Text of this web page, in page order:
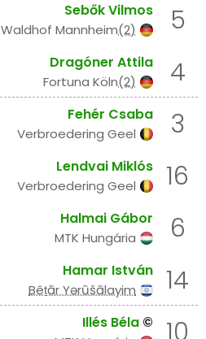
5
Sebők Vilmos
Waldhof Mannheim(2)
4
Dragóner Attila
Fortuna Köln(2)
3
Fehér Csaba
Verbroedering Geel
16
Lendvai Miklós
Verbroedering Geel
6
Halmai Gábor
MTK Hungária
14
Hamar István
Bêṯār Yərūšālayim
Illés Béla ©